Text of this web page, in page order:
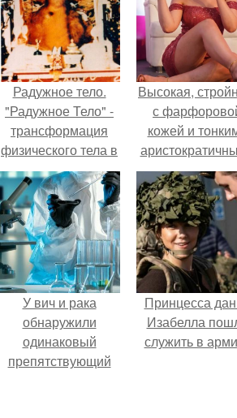
Радужное тело.
"Радужное Тело" -
трансформация
физического тела в
свет.
Высокая,
с
кожей и
чертами, эль
выглядит так,
сошла с
художника.
У вич и рака
обнаружили
одинаковый
препятствующий
Принцесса
Изабелла
служить в